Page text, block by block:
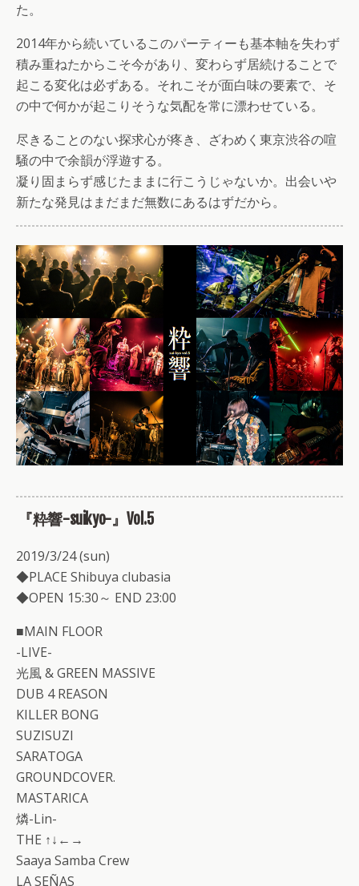
た。
2014年から続いているこのパーティーも基本軸を失わず
積み重ねたからこそ今があり、変わらず居続けることで
起こる変化は必ずある。それこそが面白味の要素で、そ
の中で何かが起こりそうな気配を常に漂わせている。
尽きることのない探求心が疼き、ざわめく東京渋谷の喧
騒の中で余韻が浮遊する。
凝り固まらず感じたままに行こうじゃないか。出会いや
新たな発見はまだまだ無数にあるはずだから。
『粋響-suikyo-』Vol.5
2019/3/24 (sun)
◆PLACE Shibuya clubasia
◆OPEN 15:30～ END 23:00
■MAIN FLOOR
-LIVE-
光風 & GREEN MASSIVE
DUB 4 REASON
KILLER BONG
SUZISUZI
SARATOGA
GROUNDCOVER.
MASTARICA
燐-Lin-
THE ↑↓←→
Saaya Samba Crew
LA SEÑAS